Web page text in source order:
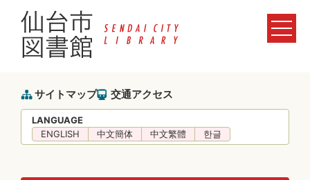
サイトマップ 交通アクセス
LANGUAGE
ENGLISH
中文簡体 中文繁體 한글